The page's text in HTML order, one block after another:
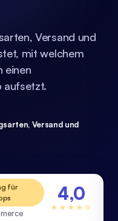
Versand und
mit welchem
einen
aufsetzt.
Versand und
für
4,0
★★★★☆